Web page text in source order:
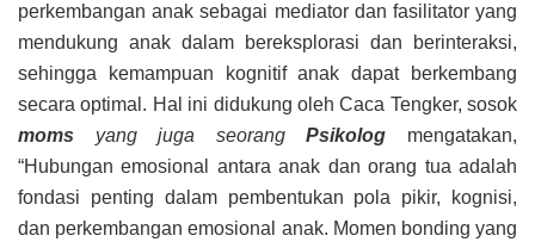
perkembangan anak sebagai mediator dan fasilitator yang
mendukung anak dalam bereksplorasi dan berinteraksi,
sehingga kemampuan kognitif anak dapat berkembang
secara optimal. Hal ini didukung oleh Caca Tengker, sosok
moms yang juga seorangPsikolog mengatakan,
“Hubungan emosional antara anak dan orang tua adalah
fondasi penting dalam pembentukan pola pikir, kognisi,
dan perkembangan emosional anak. Momen bonding yang